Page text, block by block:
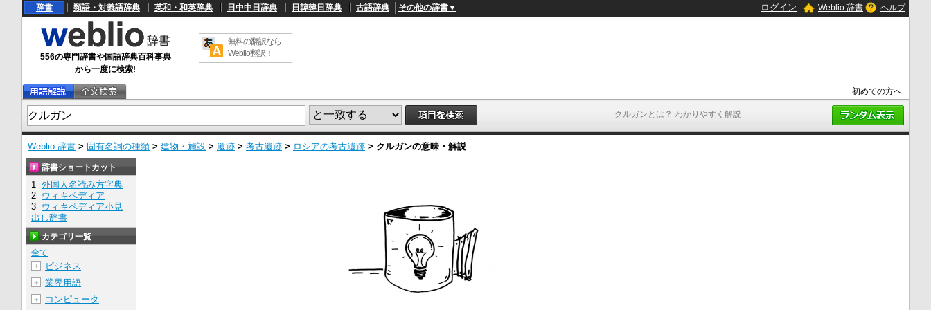
クルガンとは？ わかりやすく解説
辞書 類語・対義語辞典 英和・和英辞典 日中中日辞典 日韓韓日辞典 古語辞典 その他の辞書▼ ログイン Weblio 辞書 ヘルプ
556の専門辞書や国語辞典百科事典
から一度に検索!
無料の翻訳なら
Weblio翻訳！
初めての方へ
Weblio 辞書 > 固有名詞の種類 > 建物・施設 > 遺跡 > 考古遺跡 > ロシアの考古遺跡 > クルガンの意味・解説
辞書ショートカット
1 外国人名読み方字典
2 ウィキペディア
3 ウィキペディア小見
出し辞書
カテゴリ一覧
全て
＋
ビジネス
＋ 業界用語
＋ コンピュータ